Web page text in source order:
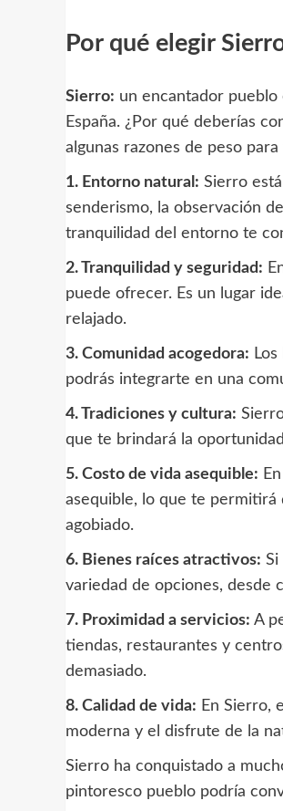
Por qué elegir
Sierro: un encantador pueblo
España. ¿Por qué deberías
algunas razones de peso
1. Entorno natural: Sierro
senderismo, la observación
tranquilidad del entorno te
2. Tranquilidad y seguridad:
puede ofrecer. Es un lugar
relajado.
3. Comunidad acogedora:
podrás integrarte en una
4. Tradiciones y cultura:
que te brindará la
5. Costo de vida asequible:
asequible, lo que te permitirá
agobiado.
6. Bienes raíces atractivos: Si
variedad de opciones, desde
7. Proximidad a servicios: A
tiendas, restaurantes y
demasiado.
8. Calidad de vida: En Sierro,
moderna y el disfrute de la
Sierro ha conquistado a
pintoresco pueblo podría